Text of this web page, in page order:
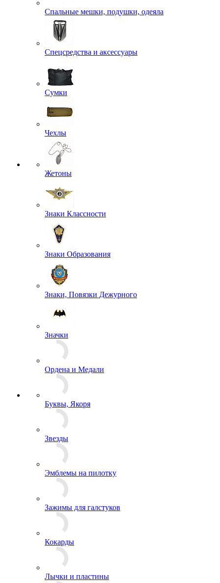
Спальные мешки, подушки, одеяла
Спецсредства и аксессуары
Сумки
Чехлы
Жетоны
Знаки Классности
Знаки Образования
Знаки, Повязки Дежурного
Значки
Ордена и Медали
Буквы, Якоря
Звезды
Эмблемы на пилотку
Кокарды